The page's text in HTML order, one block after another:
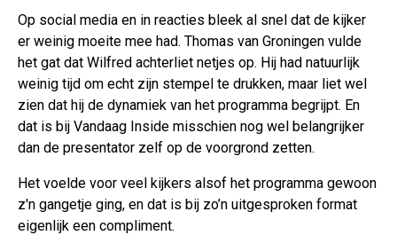
Op social media en in reacties bleek al snel dat de kijker
er weinig moeite mee had. Thomas van Groningen vulde
het gat dat Wilfred achterliet netjes op. Hij had natuurlijk
weinig tijd om echt zijn stempel te drukken, maar liet wel
zien dat hij de dynamiek van het programma begrijpt. En
dat is bij Vandaag Inside misschien nog wel belangrijker
dan de presentator zelf op de voorgrond zetten.
Het voelde voor veel kijkers alsof het programma gewoon
z'n gangetje ging, en dat is bij zo’n uitgesproken format
eigenlijk een compliment.